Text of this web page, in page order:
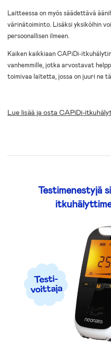
Laitteessa on myös säädettävä
värinätoiminto. Lisäksi yksiköihin
persoonallisen ilmeen.
Kaiken kaikkiaan CAPiDi-
vanhemmille, jotka arvostavat
toimivaa laitetta, jossa on juuri ne
Lue lisää ja osta CAPiDi-
Testimenestyjä